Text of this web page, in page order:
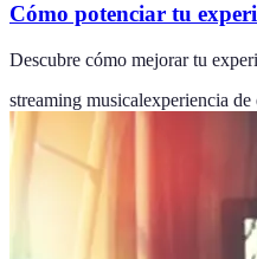
Cómo potenciar tu
Descubre cómo mejorar tu
streaming musicalexperiencia de